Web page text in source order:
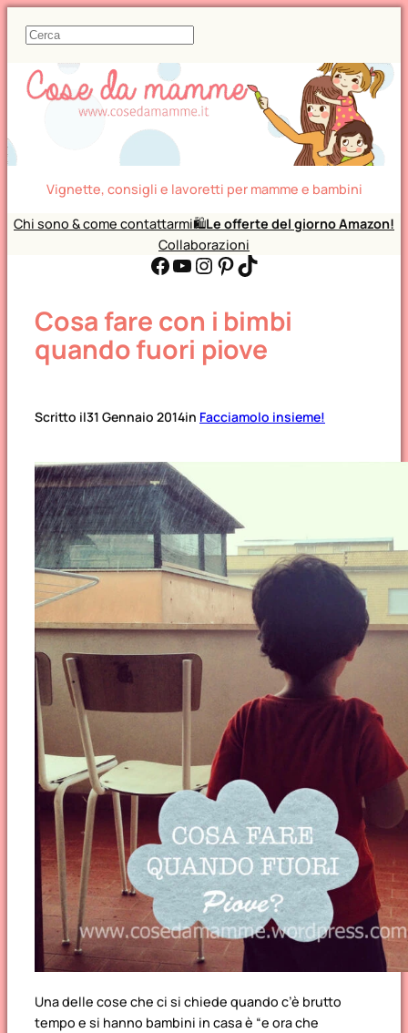
C
r
c
Vignette, consigli e lavoretti per mamme e bambini
Chi sono & come contattarmi🛍️Le offerte del giorno Amazon!
Collaborazioni
Facebook YouTube Instagram Pinterest TikTok
Cosa fare con i bimbi
quando fuori piove
Scritto il31 Gennaio 2014in Facciamolo insieme!
Una delle cose che ci si chiede quando c’è brutto
tempo e si hanno bambini in casa è “e ora che